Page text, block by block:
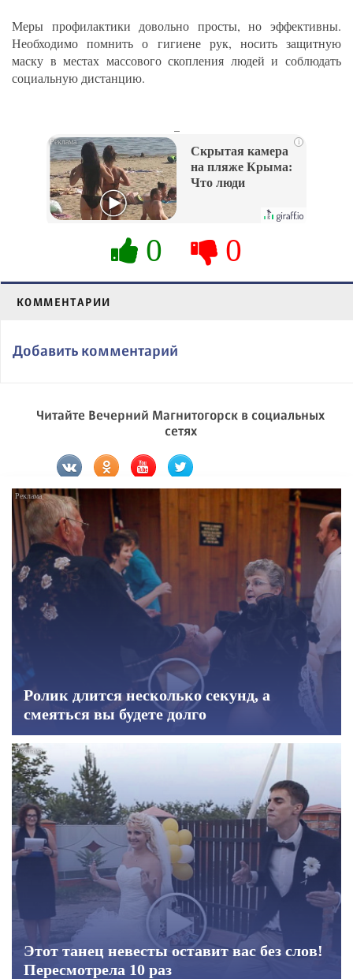
Меры профилактики довольно просты, но эффективны.
Необходимо помнить о гигиене рук, носить защитную
маску в местах массового скопления людей и соблюдать
социальную дистанцию.
i
Скрытая камера
на пляже Крыма:
Что люди
их не видят...
0 0
КОММЕНТАРИИ
Добавить комментарий
Читайте Вечерний Магнитогорск в социальных
сетях
Ролик длится несколько секунд, а
смеяться вы будете долго
Этот танец невесты оставит вас без слов!
Пересмотрела 10 раз